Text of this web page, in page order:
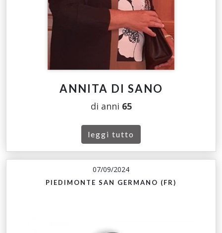
ANNITA DI SANO
di anni 65
leggi tutto
07/09/2024
PIEDIMONTE SAN GERMANO (FR)